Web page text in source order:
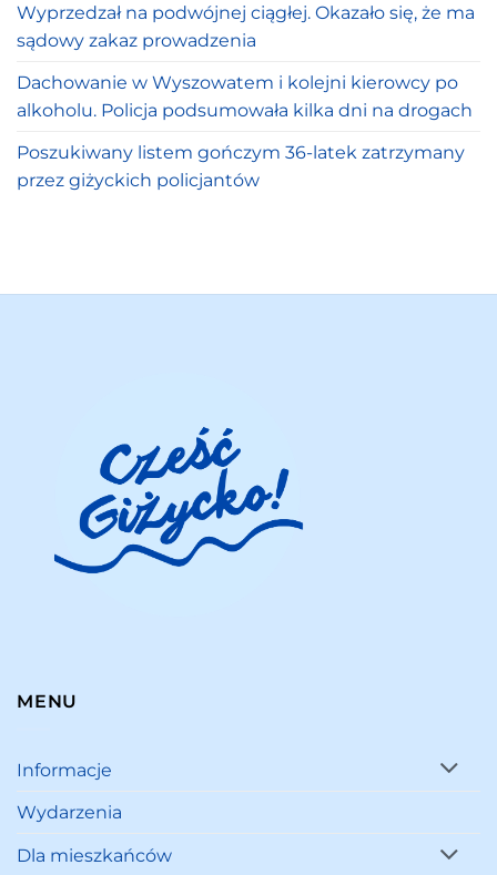
Wyprzedzał na podwójnej ciągłej. Okazało się, że ma
sądowy zakaz prowadzenia
Dachowanie w Wyszowatem i kolejni kierowcy po
alkoholu. Policja podsumowała kilka dni na drogach
Poszukiwany listem gończym 36-latek zatrzymany
przez giżyckich policjantów
MENU
Informacje
Wydarzenia
Dla mieszkańców